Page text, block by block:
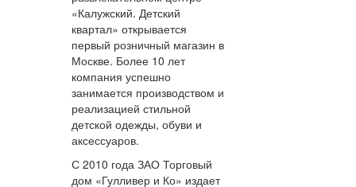
«Калужский. Детский
квартал» открывается
первый розничный магазин в
Москве. Более 10 лет
компания успешно
занимается производством и
реализацией стильной
детской одежды, обуви и
аксессуаров.
С 2010 года ЗАО Торговый
дом «Гулливер и Ко» издает